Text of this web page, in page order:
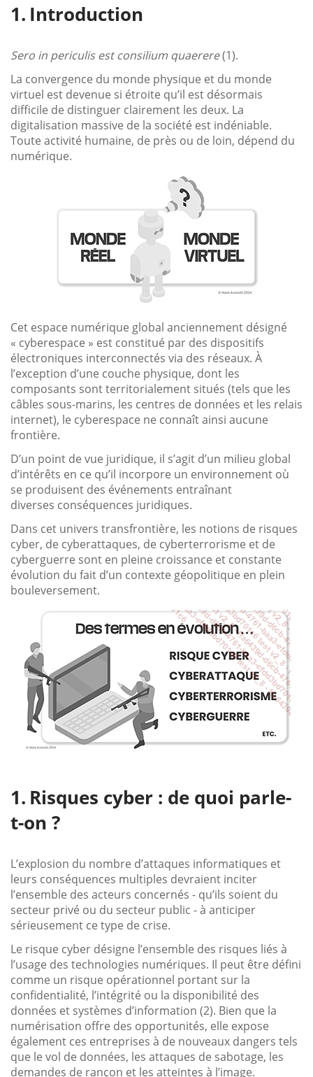
Introduction
Sero in periculis est consilium quaerere(1).
La convergence du monde physique et du monde
virtuel est devenue si étroite qu’il est désormais
difficile de distinguer clairement les deux. La
digitalisation massive de la société est indéniable.
Toute activité humaine, de près ou de loin, dépend du
numérique.
Cet espace numérique global anciennement désigné
« cyberespace » est constitué par des dispositifs
électroniques interconnectés via des réseaux. À
l’exception d’une couche physique, dont les
composants sont territorialement situés (tels que les
câbles sous-marins, les centres de données et les relais
internet), le cyberespace ne connaît ainsi aucune
frontière.
D’un point de vue juridique, il s’agit d’un milieu global
d’intérêts en ce qu’il incorpore un environnement où
se produisent des événements entraînant
diverses conséquences juridiques.
Dans cet univers transfrontière, les notions de risques
cyber, de cyberattaques, de cyberterrorisme et de
cyberguerre sont en pleine croissance et constante
évolution du fait d’un contexte géopolitique en plein
bouleversement.
Risques cyber : de quoi parle-
t-on ?
L’explosion du nombre d’attaques informatiques et
leurs conséquences multiples devraient inciter
l’ensemble des acteurs concernés - qu’ils soient du
secteur privé ou du secteur public - à anticiper
sérieusement ce type de crise.
Le risque cyber désigne l’ensemble des risques liés à
l’usage des technologies numériques. Il peut être défini
comme un risque opérationnel portant sur la
confidentialité, l’intégrité ou la disponibilité des
données et systèmes d’information (2). Bien que la
numérisation offre des opportunités, elle expose
également ces entreprises à de nouveaux dangers tels
que le vol de données, les attaques de sabotage, les
demandes de rançon et les atteintes à l’image.